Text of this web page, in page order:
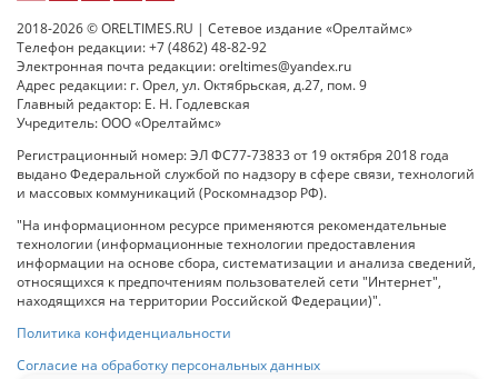
2018-2026 © ORELTIMES.RU | Сетевое издание «Орелтаймс»
Телефон редакции: +7 (4862) 48-82-92
Электронная почта редакции: oreltimes@yandex.ru
Адрес редакции: г. Орел, ул. Октябрьская, д.27, пом. 9
Главный редактор: Е. Н. Годлевская
Учредитель: ООО «Орелтаймс»
Регистрационный номер: ЭЛ ФС77-73833 от 19 октября 2018 года
выдано Федеральной службой по надзору в сфере связи, технологий
и массовых коммуникаций (Роскомнадзор РФ).
"На информационном ресурсе применяются рекомендательные
технологии (информационные технологии предоставления
информации на основе сбора, систематизации и анализа сведений,
относящихся к предпочтениям пользователей сети "Интернет",
находящихся на территории Российской Федерации)".
Политика конфиденциальности
Согласие на обработку персональных данных